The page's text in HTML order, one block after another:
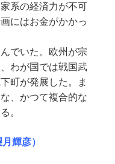
系の経済力が不可
にはお金がかかっ
でいた。欧州が宗
わが国では戦国武
町が発展した。ま
、かつて複合的な
。
輝彦）